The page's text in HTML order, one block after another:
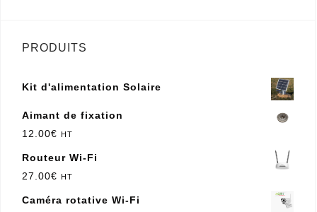
PRODUITS
Kit d'alimentation Solaire
Aimant de fixation
12.00€ HT
Routeur Wi-Fi
27.00€ HT
Caméra rotative Wi-Fi